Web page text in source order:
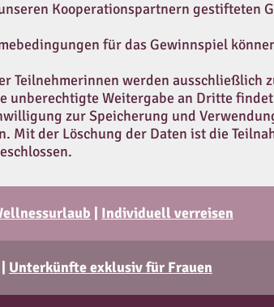
Kooperationspartnern gestifteten
für das Gewinnspiel
Teilnehmerinnen werden
unberechtigte Weitergabe an Dritte
zur Speicherung und
. Mit der Löschung der Daten ist die
Unterkünfte exklusiv für Frauen
Individuell verreisen